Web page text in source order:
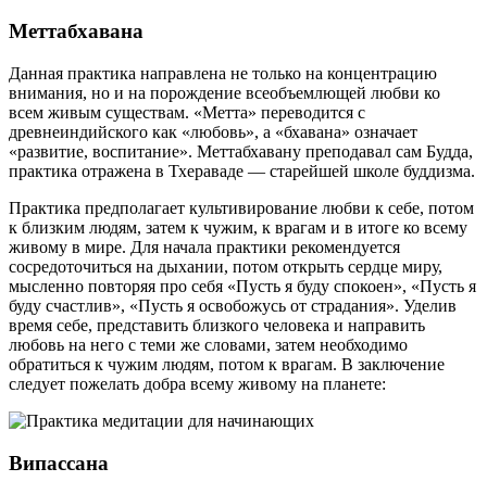
Меттабхавана
Данная практика направлена не только на концентрацию
внимания, но и на порождение всеобъемлющей любви ко
всем живым существам. «Метта» переводится с
древнеиндийского как «любовь», а «бхавана» означает
«развитие, воспитание». Меттабхавану преподавал сам Будда,
практика отражена в Тхераваде — старейшей школе буддизма.
Практика предполагает культивирование любви к себе, потом
к близким людям, затем к чужим, к врагам и в итоге ко всему
живому в мире. Для начала практики рекомендуется
сосредоточиться на дыхании, потом открыть сердце миру,
мысленно повторяя про себя «Пусть я буду спокоен», «Пусть я
буду счастлив», «Пусть я освобожусь от страдания». Уделив
время себе, представить близкого человека и направить
любовь на него с теми же словами, затем необходимо
обратиться к чужим людям, потом к врагам. В заключение
следует пожелать добра всему живому на планете:
Випассана